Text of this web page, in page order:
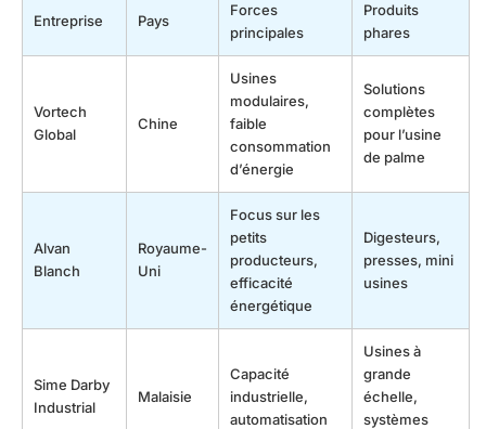
Entreprise Pays
Forces
principales
Produits
phares
Vortech
Global
Chine
Usines
modulaires,
faible
consommation
d’énergie
Solutions
complètes
pour l’usine
de palme
Alvan
Blanch
Royaume-
Uni
Focus sur les
petits
producteurs,
efficacité
énergétique
Digesteurs,
presses, mini
usines
Sime Darby
Industrial
Malaisie
Capacité
industrielle,
automatisation
Usines à
grande
échelle,
systèmes